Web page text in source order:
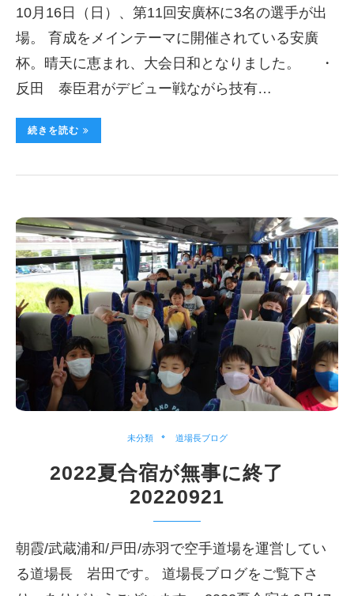
10月16日（日）、第11回安廣杯に3名の選手が出
場。 育成をメインテーマに開催されている安廣
杯。晴天に恵まれ、大会日和となりました。 ・
反田 泰臣君がデビュー戦ながら技有…
続きを読む
未分類 道場長ブログ
2022夏合宿が無事に終了
20220921
朝霞/武蔵浦和/戸田/赤羽で空手道場を運営してい
る道場長 岩田です。 道場長ブログをご覧下さ